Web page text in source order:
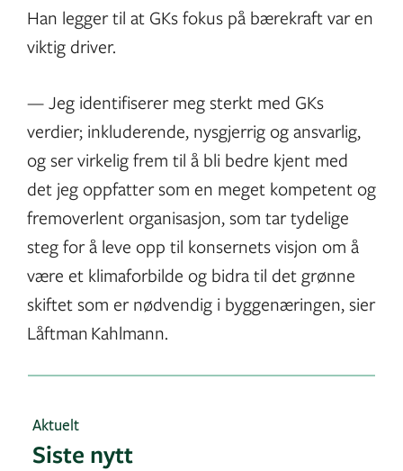
Han legger til at GKs fokus på bærekraft var en
viktig driver.
— Jeg identifiserer meg sterkt med GKs
verdier; inkluderende, nysgjerrig og ansvarlig,
og ser virkelig frem til å bli bedre kjent med
det jeg oppfatter som en meget kompetent og
fremoverlent organisasjon, som tar tydelige
steg for å leve opp til konsernets visjon om å
være et klimaforbilde og bidra til det grønne
skiftet som er nødvendig i byggenæringen, sier
Låftman Kahlmann.
Aktuelt
Siste nytt